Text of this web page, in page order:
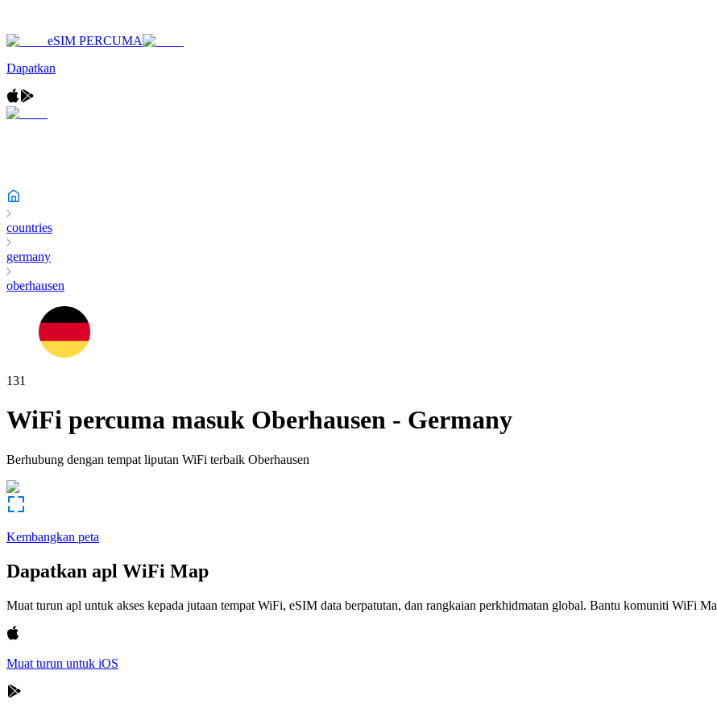
eSIM PERCUMA
Dapatkan
countries
germany
oberhausen
131
WiFi percuma masuk Oberhausen - Germany
Berhubung dengan tempat liputan WiFi terbaik Oberhausen
Kembangkan peta
Dapatkan apl WiFi Map
Muat turun apl untuk akses kepada jutaan tempat WiFi, eSIM data berpatutan, dan rangkaian perkhidmatan global. Bantu komuniti WiFi
Muat turun untuk iOS